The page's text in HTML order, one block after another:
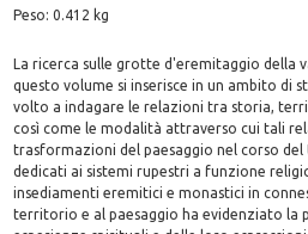
Peso: 0.412 kg
La ricerca sulle grotte d'eremitaggio della
questo volume si inserisce in un ambito di
volto a indagare le relazioni tra storia,
così come le modalità attraverso cui tali
trasformazioni del paesaggio nel corso del
dedicati ai sistemi rupestri a funzione
insediamenti eremitici e monastici in
territorio e al paesaggio ha evidenziato la